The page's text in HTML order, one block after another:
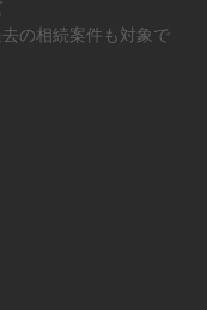
の相続案件も対象で